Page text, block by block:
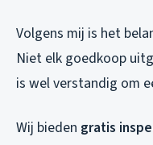
Volgens mij is het
Niet elk goedkoop
is wel verstandig om
Wij bieden gratis